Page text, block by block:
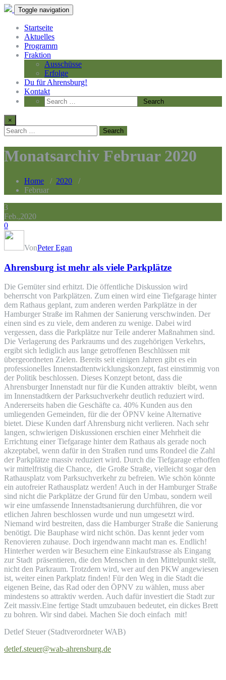
Toggle navigation
Startseite
Aktuelles
Programm
Fraktion
Ausschüsse
Erfolge
Du für Ahrensburg!
Kontakt
×
Monatsarchiv Februar 2020
Home / 2020 /
Februar
3
Feb.,2020
0
VonPeter Egan
Ahrensburg ist mehr als viele Parkplätze
Die Gemüter sind erhitzt. Die öffentliche Diskussion wird
beherrscht von Parkplätzen. Zum einen wird eine Tiefgarage hinter
dem Rathaus geplant, zum anderen werden Parkplätze in der
Hamburger Straße im Rahmen der Sanierung verschwinden. Der
einen sind es zu viele, dem anderen zu wenige. Dabei wird
vergessen, dass die Parkplätze nur Teile anderer Maßnahmen sind.
Die Verlagerung des Parkraums und des zugehörigen Verkehrs,
ergibt sich lediglich aus lange getroffenen Beschlüssen mit
übergeordneten Zielen. Bereits seit einigen Jahren gibt es ein
professionelles Innenstadtentwicklungskonzept, fast einstimmig von
der Politik beschlossen. Dieses Konzept betont, dass die
Ahrensburger Innenstadt nur für die Kunden attraktiv bleibt, wenn
im Innenstadtkern der Parksuchverkehr deutlich reduziert wird.
Andererseits haben die Geschäfte ca. 40% Kunden aus den
umliegenden Gemeinden, für die der ÖPNV keine Alternative
bietet. Diese Kunden darf Ahrensburg nicht verlieren. Nach sehr
langen, schwierigen Diskussionen erschien einer Mehrheit die
Errichtung einer Tiefgarage hinter dem Rathaus als gerade noch
akzeptabel, wenn dafür in den Straßen rund ums Rondeel die Zahl
der Parkplätze massiv reduziert wird. Durch die Tiefgarage erhoffen
wir mittelfristig die Chance, die Große Straße, vielleicht sogar den
Rathausplatz vom Parksuchverkehr zu befreien. Wie schön könnte
ein autofreier Rathausplatz werden! Auch in der Hamburger Straße
sind nicht die Parkplätze der Grund für den Umbau, sondern weil
wir eine umfassende Innenstadtsanierung durchführen, die vor
etlichen Jahren beschlossen wurde und nun umgesetzt wird.
Niemand wird bestreiten, dass die Hamburger Straße die Sanierung
benötigt. Die Bauphase wird nicht schön. Das kennt jeder vom
Renovieren zuhause. Doch irgendwann macht man es. Endlich!
Hinterher werden wir Besuchern eine Einkaufstrasse als Eingang
zur Stadt präsentieren, die den Menschen in den Mittelpunkt stellt,
nicht den Parkraum. Trotzdem wird, wer auf den PKW angewiesen
ist, weiter einen Parkplatz finden! Für den Weg in die Stadt die
eigenen Beine, das Rad oder den ÖPNV zu wählen, muss aber
mindestens so attraktiv werden. Auch dafür investiert die Stadt zur
Zeit massiv.Eine fertige Stadt umzubauen bedeutet, ein dickes Brett
zu bohren. Wir sind dabei. Machen Sie doch einfach mit!
Detlef Steuer (Stadtverordneter WAB)
detlef.steuer@wab-ahrensburg.de